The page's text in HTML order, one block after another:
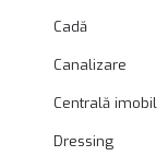
Cadă
Canalizare
Centrală imobil
Dressing